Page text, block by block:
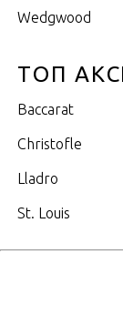
Wedgwood
ТОП
Baccarat
Christofle
Lladro
St. Louis